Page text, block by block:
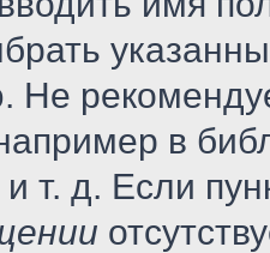
Не
в
т. д. Если